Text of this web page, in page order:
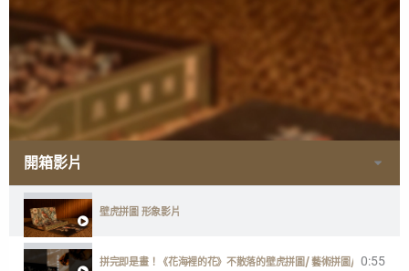
開箱影片
壁虎拼圖 形象影片
拼完即是畫！《花海裡的花》不散落的壁虎拼圖/ 藝術拼圖/ 台灣製
0:55